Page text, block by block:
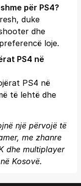
për PS4?
duke
dhe
loje.
PS4 në
PS4 në
të lehtë dhe
një përvojë të
me zhanre
dhe multiplayer
Kosovë.